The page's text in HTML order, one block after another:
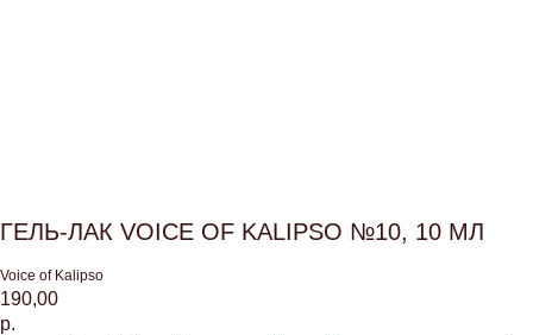
ГЕЛЬ-ЛАК VOICE OF KALIPSO №10, 10 МЛ
Voice of Kalipso
190,00
р.